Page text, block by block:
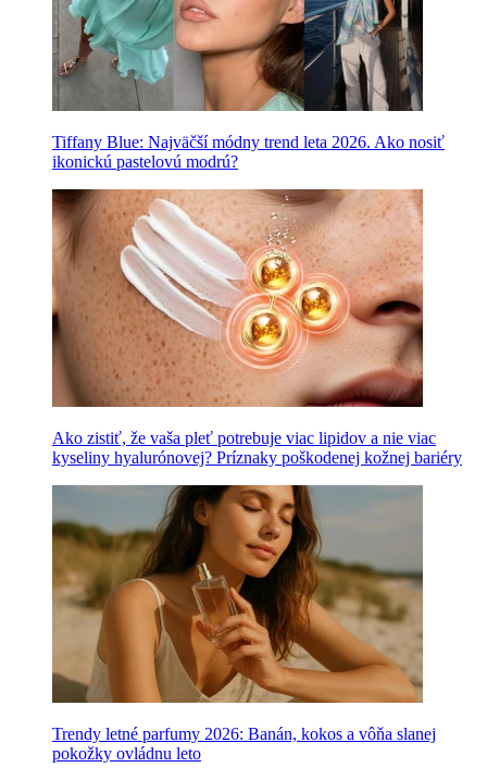
Tiffany Blue: Najväčší módny trend leta 2026. Ako nosiť
ikonickú pastelovú modrú?
Ako zistiť, že vaša pleť potrebuje viac lipidov a nie viac
kyseliny hyalurónovej? Príznaky poškodenej kožnej bariéry
Trendy letné parfumy 2026: Banán, kokos a vôňa slanej
pokožky ovládnu leto